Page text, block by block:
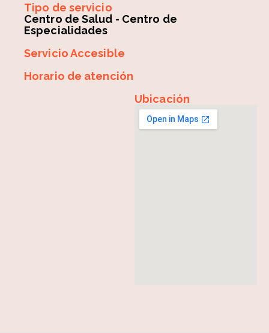
Tipo de servicio
Centro de Salud - Centro de
Especialidades
Servicio Accesible
Horario de atención
Ubicación